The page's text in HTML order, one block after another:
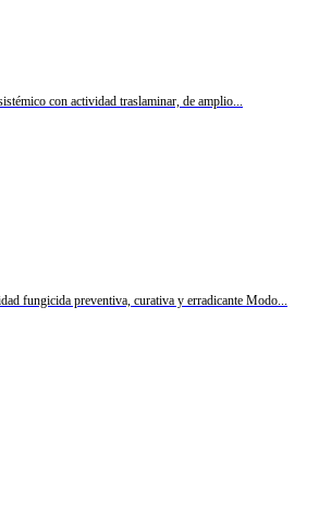
con actividad traslaminar, de amplio...
fungicida preventiva, curativa y erradicante Modo...